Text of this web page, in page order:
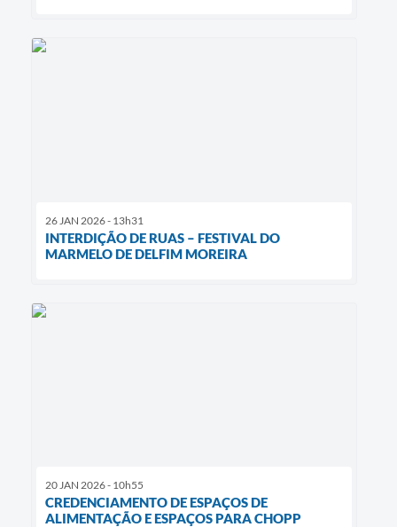
26 JAN 2026 - 13h31
INTERDIÇÃO DE RUAS – FESTIVAL DO
MARMELO DE DELFIM MOREIRA
20 JAN 2026 - 10h55
CREDENCIAMENTO DE ESPAÇOS DE
ALIMENTAÇÃO E ESPAÇOS PARA CHOPP